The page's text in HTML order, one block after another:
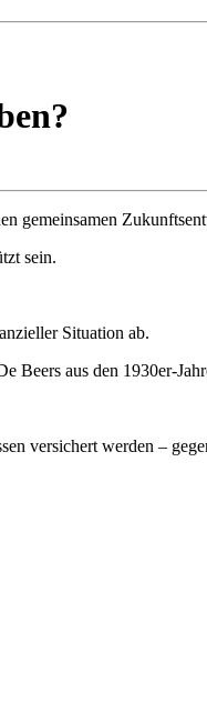
gemeinsamen
sein.
Situation ab.
Beers aus den 1930er-
versichert werden –